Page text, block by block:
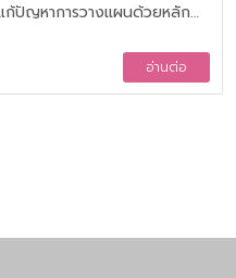
ก้ปัญหาการวางแผนด้วยหลัก
อ่านต่อ